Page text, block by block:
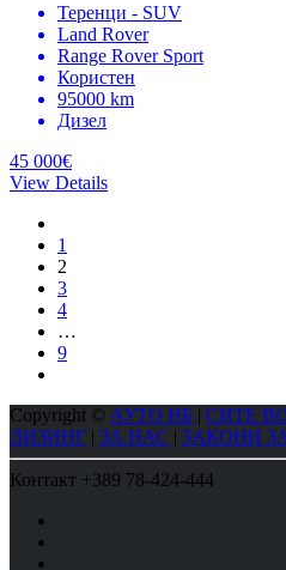
Теренци - SUV
Land Rover
Range Rover Sport
Користен
95000 km
Дизел
45 000€
View Details
1
2
3
4
…
9
Copyright © АУТО НБ | СИТЕ
ЛИЗИНГ | ЗА НАС | ЗАКОНИ
Контакт +389 78-424-444